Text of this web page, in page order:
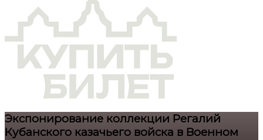
Экспонирование коллекции Регалий
Кубанского казачьего войска в Военном